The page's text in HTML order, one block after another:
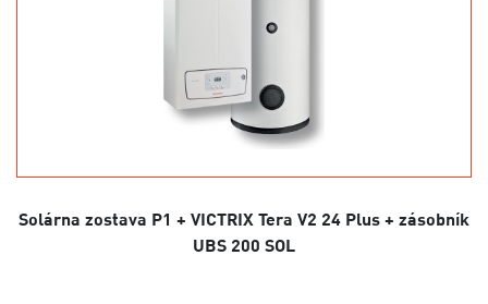
Solárna zostava P1 + VICTRIX Tera V2 24 Plus + zásobník
UBS 200 SOL